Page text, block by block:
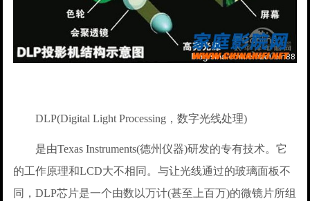
DLP(Digital Light Processing，数字光线处理)
是由Texas Instruments(德州仪器)研发的专有技术。它
的工作原理和LCD大不相同。与让光线通过的玻璃面板不
同，DLP芯片是一个由数以万计(甚至上百万)的微镜片所组